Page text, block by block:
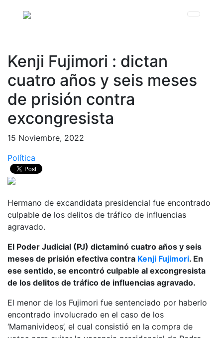
Kenji Fujimori : dictan
cuatro años y seis meses
de prisión contra
excongresista
15 Noviembre, 2022
Política
Hermano de excandidata presidencial fue encontrado
culpable de los delitos de tráfico de influencias
agravado.
El Poder Judicial (PJ) dictaminó cuatro años y seis
meses de prisión efectiva contra Kenji Fujimori. En
ese sentido, se encontró culpable al excongresista
de los delitos de tráfico de influencias agravado.
El menor de los Fujimori fue sentenciado por haberlo
encontrado involucrado en el caso de los
‘Mamanivideos’, el cual consistió en la compra de